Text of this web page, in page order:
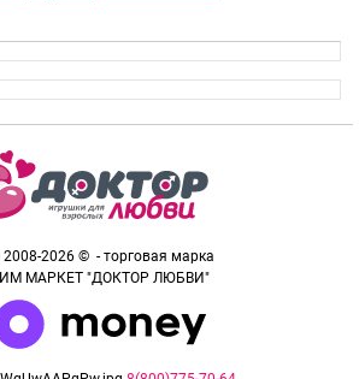
2008-2026 © - торговая марка
МАРКЕТ "ДОКТОР ЛЮБВИ"